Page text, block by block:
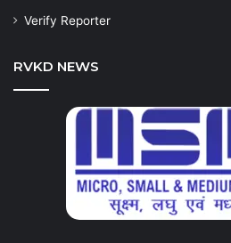
Verify Reporter
RVKD NEWS